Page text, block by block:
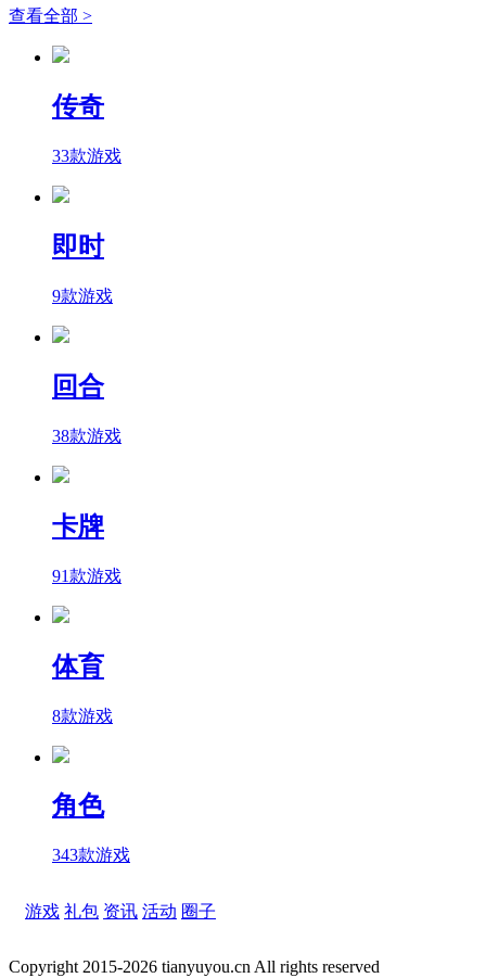
查看全部 >
传奇
33款游戏
即时
9款游戏
回合
38款游戏
卡牌
91款游戏
体育
8款游戏
角色
343款游戏
游戏 礼包 资讯 活动 圈子
Copyright 2015-2026 tianyuyou.cn All rights reserved